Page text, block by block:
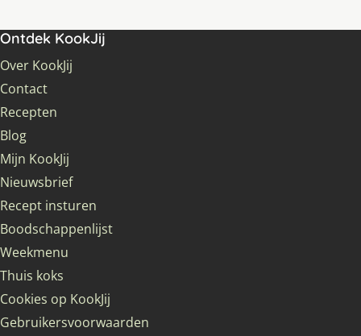
Ontdek KookJij
Over KookJij
Contact
Recepten
Blog
Mijn KookJij
Nieuwsbrief
Recept insturen
Boodschappenlijst
Weekmenu
Thuis koks
Cookies op KookJij
Gebruikersvoorwaarden